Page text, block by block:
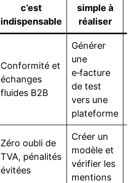
c’est
indispensable
simple à
réaliser
Conformité et
échanges
fluides B2B
Générer
une
e‑facture
de test
vers une
plateforme
Zéro oubli de
TVA, pénalités
évitées
Créer un
modèle et
vérifier les
mentions